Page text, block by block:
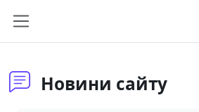
Новини сайту